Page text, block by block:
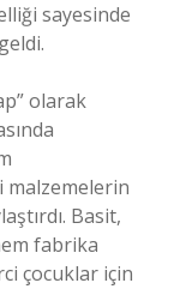
sayesinde
olarak
Basit,
fabrika
çocuklar için